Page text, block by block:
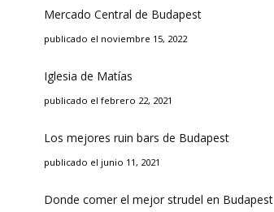
Mercado Central de Budapest
publicado el noviembre 15, 2022
Iglesia de Matías
publicado el febrero 22, 2021
Los mejores ruin bars de Budapest
publicado el junio 11, 2021
Donde comer el mejor strudel en Budapest